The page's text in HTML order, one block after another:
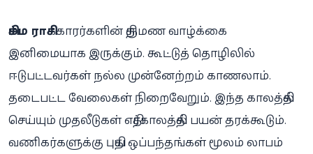
சிம்ம ராசிக்காரர்களின் திருமண வாழ்க்கை
இனிமையாக இருக்கும். கூட்டுத் தொழிலில்
ஈடுபட்டவர்கள் நல்ல முன்னேற்றம் காணலாம்.
தடைபட்ட வேலைகள் நிறைவேறும். இந்த காலத்தில்
செய்யும் முதலீடுகள் எதிர்காலத்தில் பயன் தரக்கூடும்.
வணிகர்களுக்கு புதிய ஒப்பந்தங்கள் மூலம் லாபம்